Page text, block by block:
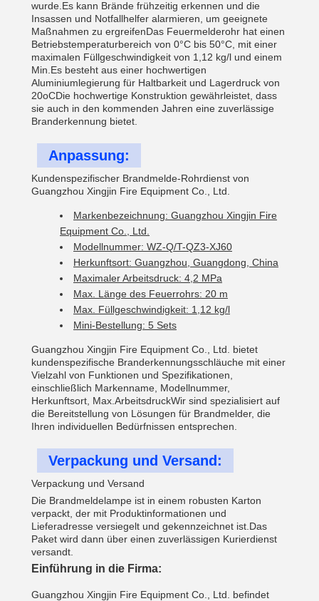
wurde.Es kann Brände frühzeitig erkennen und die
Insassen und Notfallhelfer alarmieren, um geeignete
Maßnahmen zu ergreifenDas Feuermelderohr hat einen
Betriebstemperaturbereich von 0°C bis 50°C, mit einer
maximalen Füllgeschwindigkeit von 1,12 kg/l und einem
Min.Es besteht aus einer hochwertigen
Aluminiumlegierung für Haltbarkeit und Lagerdruck von
20oCDie hochwertige Konstruktion gewährleistet, dass
sie auch in den kommenden Jahren eine zuverlässige
Branderkennung bietet.
Anpassung:
Kundenspezifischer Brandmelde-Rohrdienst von
Guangzhou Xingjin Fire Equipment Co., Ltd.
Markenbezeichnung: Guangzhou Xingjin Fire
Equipment Co., Ltd.
Modellnummer: WZ-Q/T-QZ3-XJ60
Herkunftsort: Guangzhou, Guangdong, China
Maximaler Arbeitsdruck: 4,2 MPa
Max. Länge des Feuerrohrs: 20 m
Max. Füllgeschwindigkeit: 1,12 kg/l
Mini-Bestellung: 5 Sets
Guangzhou Xingjin Fire Equipment Co., Ltd. bietet
kundenspezifische Branderkennungsschläuche mit einer
Vielzahl von Funktionen und Spezifikationen,
einschließlich Markenname, Modellnummer,
Herkunftsort, Max.ArbeitsdruckWir sind spezialisiert auf
die Bereitstellung von Lösungen für Brandmelder, die
Ihren individuellen Bedürfnissen entsprechen.
Verpackung und Versand:
Verpackung und Versand
Die Brandmeldelampe ist in einem robusten Karton
verpackt, der mit Produktinformationen und
Lieferadresse versiegelt und gekennzeichnet ist.Das
Paket wird dann über einen zuverlässigen Kurierdienst
versandt.
Einführung in die Firma:
Guangzhou Xingjin Fire Equipment Co., Ltd. befindet